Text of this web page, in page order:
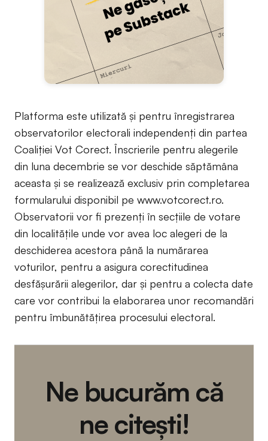
Platforma este utilizată și pentru înregistrarea
observatorilor electorali independenți din partea
Coaliției Vot Corect. Înscrierile pentru alegerile
din luna decembrie se vor deschide săptămâna
aceasta și se realizează exclusiv prin completarea
formularului disponibil pe www.votcorect.ro.
Observatorii vor fi prezenți în secțiile de votare
din localitățile unde vor avea loc alegeri de la
deschiderea acestora până la numărarea
voturilor, pentru a asigura corectitudinea
desfășurării alegerilor, dar și pentru a colecta date
care vor contribui la elaborarea unor recomandări
pentru îmbunătățirea procesului electoral.
Ne bucurăm că
ne citești!